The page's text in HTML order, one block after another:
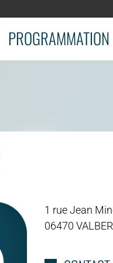
PROGRAMMATION
1 rue Jean
06470